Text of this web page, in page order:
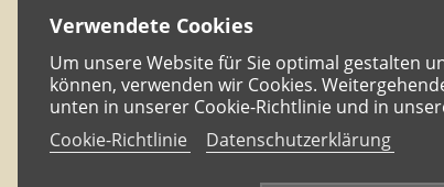
Verwendete Cookies
Um unsere Website für Sie optimal gestalten
können, verwenden wir Cookies.
unten in unserer Cookie-Richtlinie und in
Cookie-Richtlinie
Datenschutzerklärung